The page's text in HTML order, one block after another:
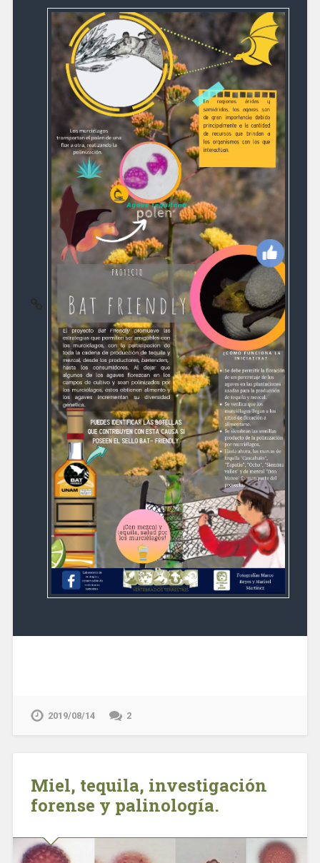
2019/08/14 2
Miel, tequila, investigación
forense y palinología.